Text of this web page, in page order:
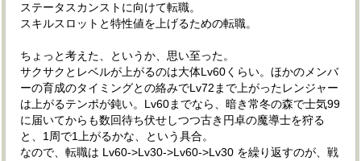
ステータスカンストに向けて転職。
スキルスロットと特性値を上げるための転職。
ちょっと考えた、というか、思い至った。
サクサクとレベルが上がるのは大体Lv60くらい。ほかのメンバ
ーの育成のタイミングとの絡みでLv72まで上がったレンジャー
は上がるテンポが鈍い。Lv60までなら、暗き常冬の森で士気99
に届いてからも数回待ち伏せしつつ古き円卓の魔導士を狩る
と、1周で1上がるかな、という具合。
なので、転職は Lv60->Lv30->Lv60->Lv30 を繰り返すのが、戦